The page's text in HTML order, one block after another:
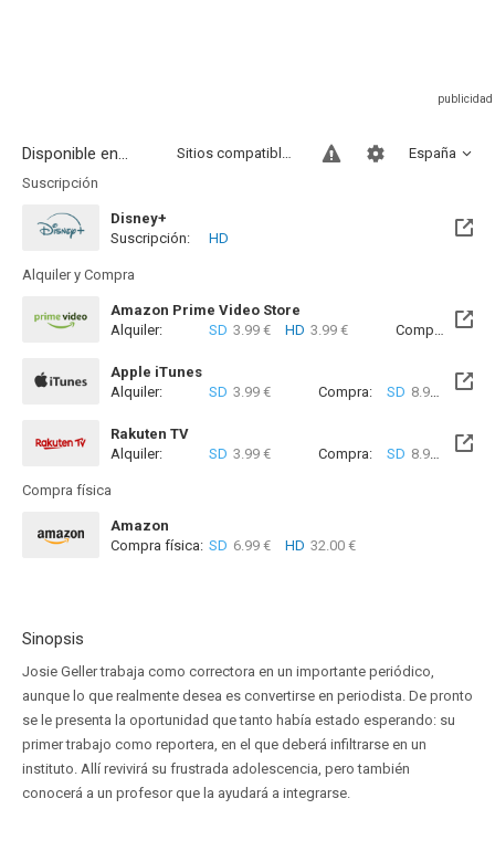
Disponible en... España
Sitios compatibles
Suscripción
Disney+
Suscripción:
HD
Alquiler y Compra
Amazon Prime Video Store
Alquiler:
SD 3.99 € HD 3.99 € Compra: SD
Apple iTunes
Alquiler:
SD 3.99 € Compra: SD 8.99 €
Rakuten TV
Alquiler:
SD 3.99 € Compra: SD 8.99 €
Compra física
Amazon
Compra física: SD 6.99 € HD 32.00 €
Sinopsis
Josie Geller trabaja como correctora en un importante periódico,
aunque lo que realmente desea es convertirse en periodista. De pronto
se le presenta la oportunidad que tanto había estado esperando: su
primer trabajo como reportera, en el que deberá infiltrarse en un
instituto. Allí revivirá su frustrada adolescencia, pero también
conocerá a un profesor que la ayudará a integrarse.